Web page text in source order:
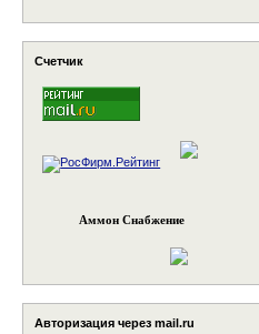
Счетчик
Аммон Снабжение
Авторизация через mail.ru